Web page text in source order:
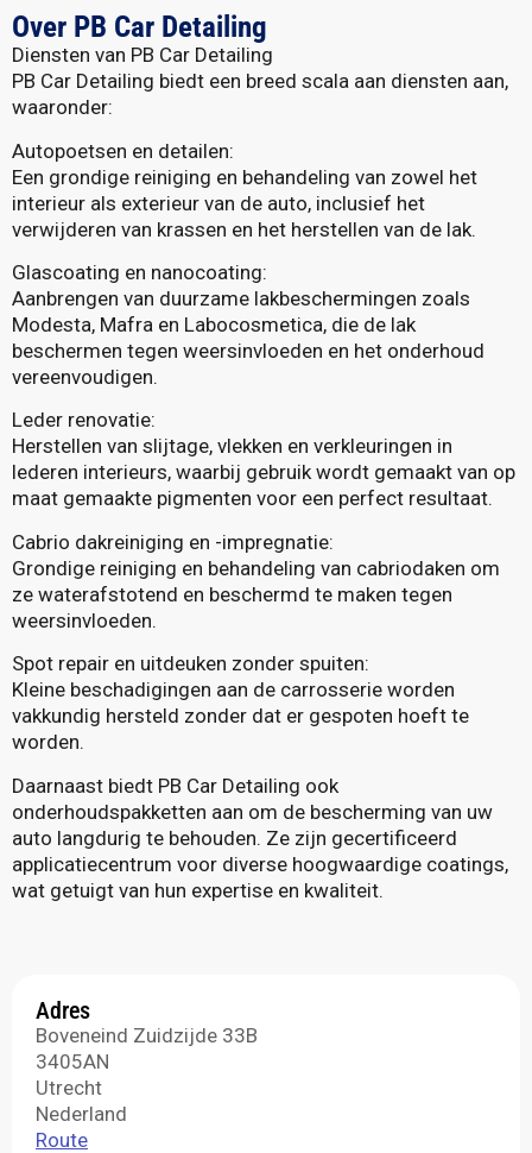
Over PB Car Detailing
Diensten van PB Car Detailing
PB Car Detailing biedt een breed scala aan diensten aan,
waaronder:
Autopoetsen en detailen:
Een grondige reiniging en behandeling van zowel het
interieur als exterieur van de auto, inclusief het
verwijderen van krassen en het herstellen van de lak.
Glascoating en nanocoating:
Aanbrengen van duurzame lakbeschermingen zoals
Modesta, Mafra en Labocosmetica, die de lak
beschermen tegen weersinvloeden en het onderhoud
vereenvoudigen.
Leder renovatie:
Herstellen van slijtage, vlekken en verkleuringen in
lederen interieurs, waarbij gebruik wordt gemaakt van op
maat gemaakte pigmenten voor een perfect resultaat.
Cabrio dakreiniging en -impregnatie:
Grondige reiniging en behandeling van cabriodaken om
ze waterafstotend en beschermd te maken tegen
weersinvloeden.
Spot repair en uitdeuken zonder spuiten:
Kleine beschadigingen aan de carrosserie worden
vakkundig hersteld zonder dat er gespoten hoeft te
worden.
Daarnaast biedt PB Car Detailing ook
onderhoudspakketten aan om de bescherming van uw
auto langdurig te behouden. Ze zijn gecertificeerd
applicatiecentrum voor diverse hoogwaardige coatings,
wat getuigt van hun expertise en kwaliteit.
Adres
Boveneind Zuidzijde 33B
3405AN
Utrecht
Nederland
Route